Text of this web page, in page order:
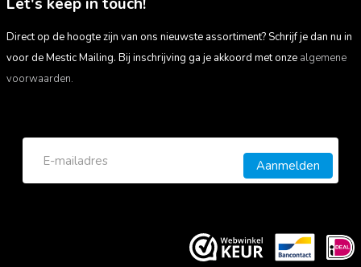
het bereik liggen. Dit maakt dit camping kacheltje met
halogeenverwarming ideaal om bijvoorbeeld de voortent of
een werkkamer te verwarmen. De warmte is afkomstig van
eengloeidraad die licht en warmte afgeeft. In de
buitenlucht vervliegt de warmte snel, waardoor de dit
aan de buitenzijde erg warm kan worden!
Direct op de hoogte zijn van ons nieuwste assortiment? Schrijf je dan nu in
voor de Mestic Mailing. Bij inschrijving ga je akkoord met onze algemene
voorwaarden.
Aanmelden